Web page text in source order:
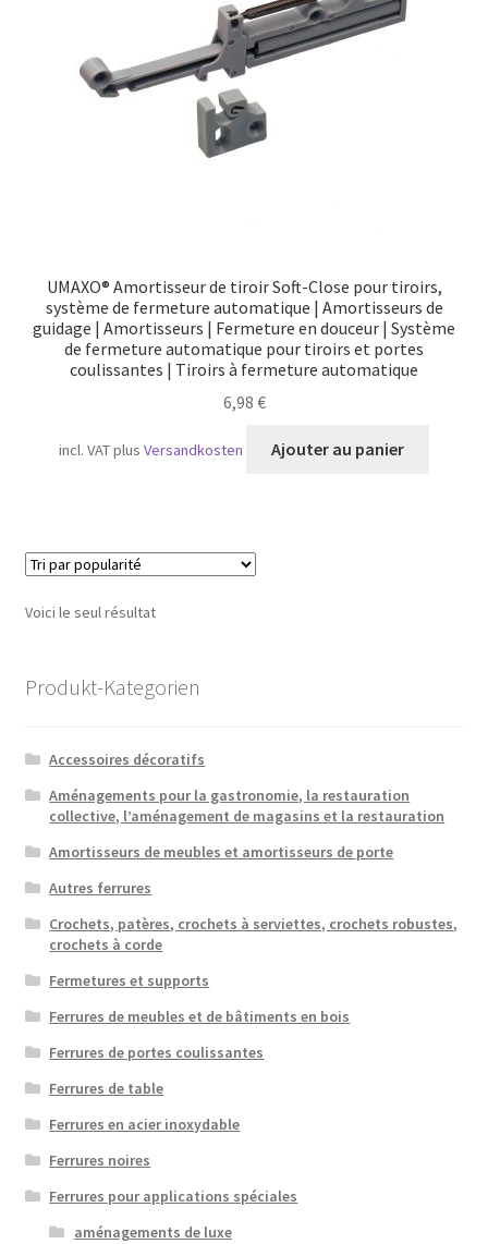
UMAXO® Amortisseur de tiroir Soft-Close pour tiroirs,
système de fermeture automatique | Amortisseurs de
guidage | Amortisseurs | Fermeture en douceur | Système
de fermeture automatique pour tiroirs et portes
coulissantes | Tiroirs à fermeture automatique
6,98 €
incl. VATplusVersandkosten Ajouter au panier
Voici le seul résultat
Produkt-Kategorien
Accessoires décoratifs
Aménagements pour la gastronomie, la restauration
collective, l’aménagement de magasins et la restauration
Amortisseurs de meubles et amortisseurs de porte
Autres ferrures
Crochets, patères, crochets à serviettes, crochets robustes,
crochets à corde
Fermetures et supports
Ferrures de meubles et de bâtiments en bois
Ferrures de portes coulissantes
Ferrures de table
Ferrures en acier inoxydable
Ferrures noires
Ferrures pour applications spéciales
aménagements de luxe